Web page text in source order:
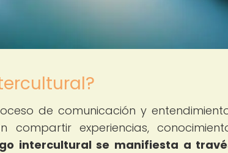
de comunicación y
compartir experiencias,
intercultural se manifiesta a